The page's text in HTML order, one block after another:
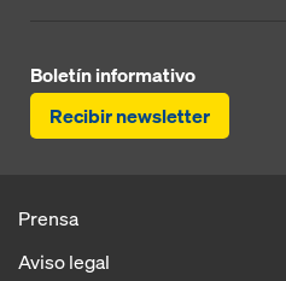
Boletín informativo
Recibir newsletter
Prensa
Aviso legal